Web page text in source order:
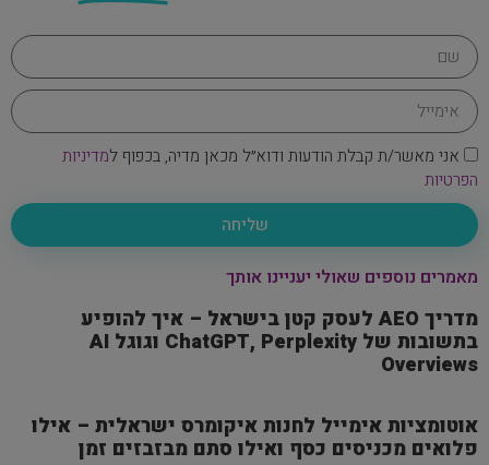
אני מאשר/ת קבלת הודעות ודוא״ל מכאן מדיה, בכפוף למדיניות
הפרטיות
שליחה
מאמרים נוספים שאולי יעניינו אותך
מדריך AEO לעסק קטן בישראל – איך להופיע
בתשובות של ChatGPT, Perplexity וגוגל AI
Overviews
אוטומציות אימייל לחנות איקומרס ישראלית – אילו
פלואים מכניסים כסף ואילו סתם מבזבזים זמן